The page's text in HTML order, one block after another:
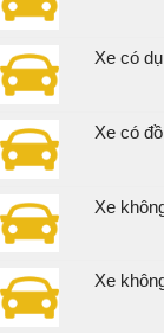
Xe có
Xe có
Xe
Xe